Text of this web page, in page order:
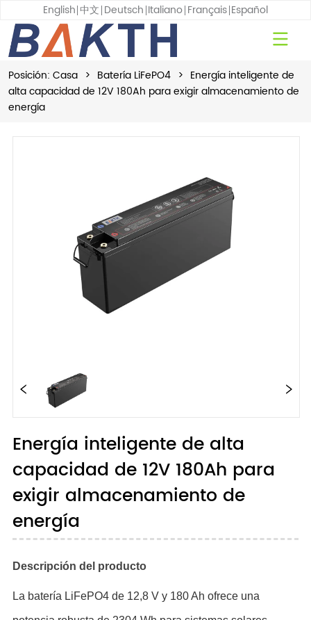
English 中文 Deutsch Italiano Français Español
Posición: Casa > Batería LiFePO4 > Energía inteligente de
alta capacidad de 12V 180Ah para exigir almacenamiento de
energía
Energía inteligente de alta
capacidad de 12V 180Ah para
exigir almacenamiento de
energía
Descripción del producto
La batería LiFePO4 de 12,8 V y 180 Ah ofrece una